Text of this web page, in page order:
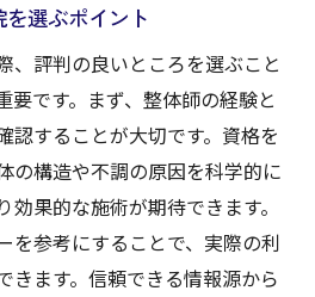
選ぶポイント
、評判の良いところを選ぶこと
要です。まず、整体師の経験と
認することが大切です。資格を
の構造や不調の原因を科学的に
果的な施術が期待できます。
を参考にすることで、実際の利
きます。信頼できる情報源から